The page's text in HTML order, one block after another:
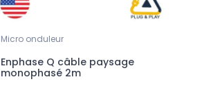
Micro onduleur
Enphase Q câble paysage
monophasé 2m